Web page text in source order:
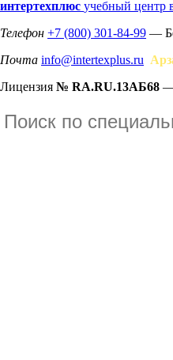
интертехплюс учебный центр
Телефон +7 (800) 301-84-99 —
Почта info@intertexplus.ru
Лицензия № RA.RU.13АБ68